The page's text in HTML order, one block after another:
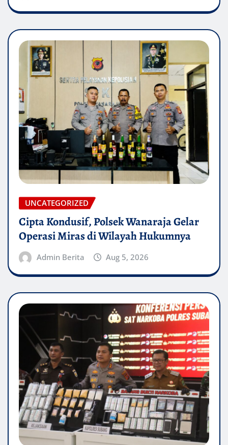
UNCATEGORIZED
Cipta Kondusif, Polsek Wanaraja Gelar
Operasi Miras di Wilayah Hukumnya
Admin Berita Aug 5, 2026